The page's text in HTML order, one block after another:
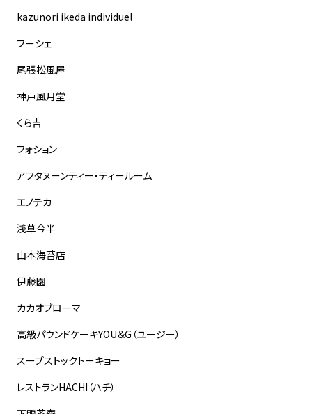
kazunori ikeda individuel
フーシェ
尾張松風屋
神戸風月堂
くら吉
フォション
アフタヌーンティー・ティールーム
エノテカ
浅草今半
山本海苔店
伊藤園
カカオブローマ
高級パウンドケーキYOU＆G（ユージー）
スープストックトーキョー
レストランHACHI（ハチ）